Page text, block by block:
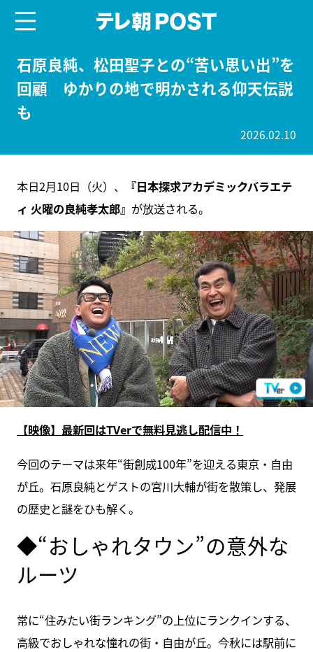
石原良純、松田聖子との“苦い思い出”を
回顧 ゆかりの地で明かされる仰天伝説
も
2026.02.10
本日2月10日（火）、
『日本探求アカデミックバラエテ
ィ 火曜の良純孝太郎』 が放送される。
【映像】最新回はTVerで無料見逃し配信中！
今回のテーマは来年“街創成100年”を迎える東京・自由
が丘。石原良純とゲストの宮川大輔が街を散策し、発展
の歴史と謎をひも解く。
◆“おしゃれタウン”の意外な
ルーツ
常に“住みたい街ランキング”の上位にランクインする、
高級でおしゃれな憧れの街・自由が丘。今秋には駅前に